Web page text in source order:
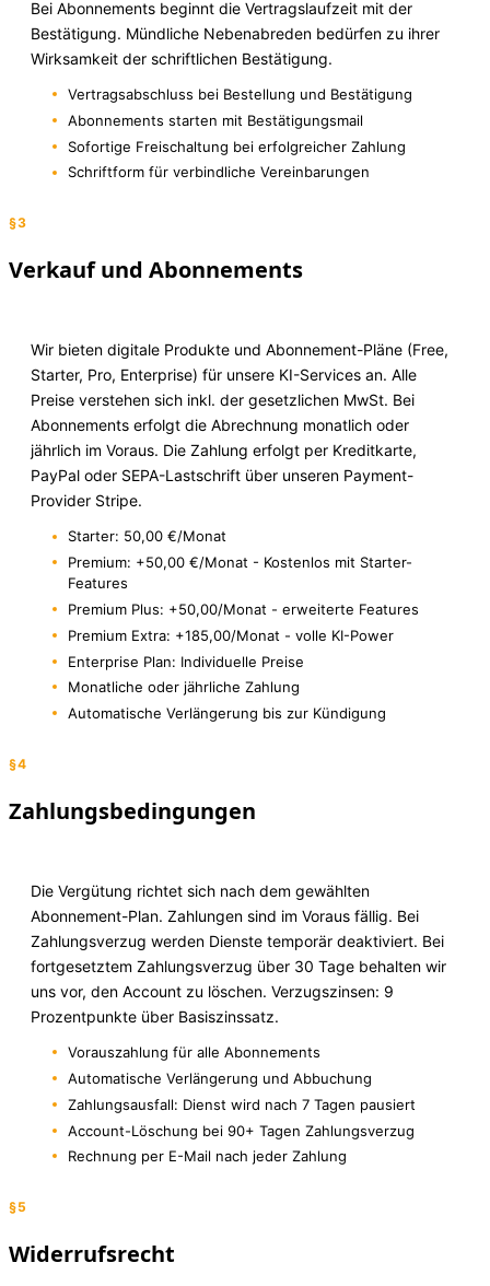
Bei Abonnements beginnt die Vertragslaufzeit mit der
Bestätigung. Mündliche Nebenabreden bedürfen zu ihrer
Wirksamkeit der schriftlichen Bestätigung.
Vertragsabschluss bei Bestellung und Bestätigung
Abonnements starten mit Bestätigungsmail
Sofortige Freischaltung bei erfolgreicher Zahlung
Schriftform für verbindliche Vereinbarungen
§3
Verkauf und Abonnements
Wir bieten digitale Produkte und Abonnement-Pläne (Free,
Starter, Pro, Enterprise) für unsere KI-Services an. Alle
Preise verstehen sich inkl. der gesetzlichen MwSt. Bei
Abonnements erfolgt die Abrechnung monatlich oder
jährlich im Voraus. Die Zahlung erfolgt per Kreditkarte,
PayPal oder SEPA-Lastschrift über unseren Payment-
Provider Stripe.
Starter: 50,00 €/Monat
Premium: +50,00 €/Monat - Kostenlos mit Starter-
Features
Premium Plus: +50,00/Monat - erweiterte Features
Premium Extra: +185,00/Monat - volle KI-Power
Enterprise Plan: Individuelle Preise
Monatliche oder jährliche Zahlung
Automatische Verlängerung bis zur Kündigung
§4
Zahlungsbedingungen
Die Vergütung richtet sich nach dem gewählten
Abonnement-Plan. Zahlungen sind im Voraus fällig. Bei
Zahlungsverzug werden Dienste temporär deaktiviert. Bei
fortgesetztem Zahlungsverzug über 30 Tage behalten wir
uns vor, den Account zu löschen. Verzugszinsen: 9
Prozentpunkte über Basiszinssatz.
Vorauszahlung für alle Abonnements
Automatische Verlängerung und Abbuchung
Zahlungsausfall: Dienst wird nach 7 Tagen pausiert
Account-Löschung bei 90+ Tagen Zahlungsverzug
Rechnung per E-Mail nach jeder Zahlung
§5
Widerrufsrecht